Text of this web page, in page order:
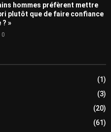
hommes préfèrent mettre
plutôt que de faire confiance
? »
0
(1)
(3)
(20)
(61)